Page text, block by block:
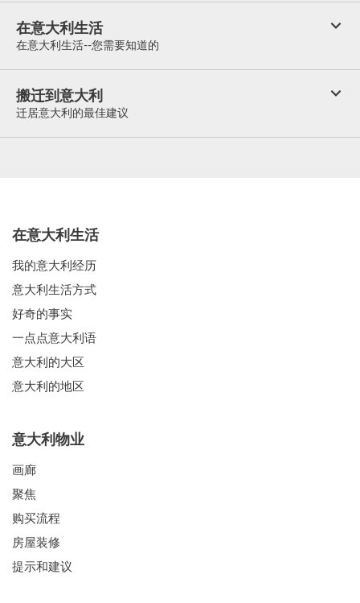
在意大利生活
在意大利生活--您需要知道的
搬迁到意大利
迁居意大利的最佳建议
在意大利生活
我的意大利经历
意大利生活方式
好奇的事实
一点点意大利语
意大利的大区
意大利的地区
意大利物业
画廊
聚焦
购买流程
房屋装修
提示和建议